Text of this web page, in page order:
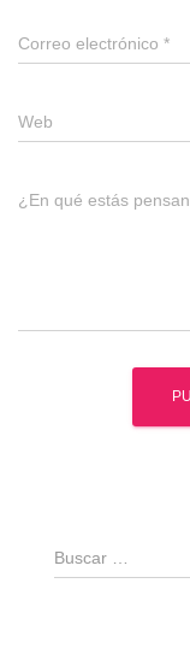
Correo electrónico *
Web
¿En qué estás
B
u